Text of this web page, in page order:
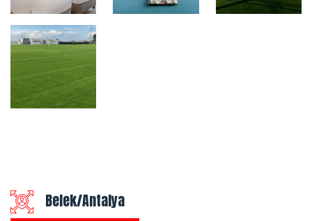
Belek/Antalya